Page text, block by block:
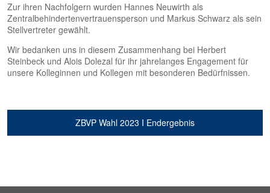
Zur ihren Nachfolgern wurden Hannes Neuwirth als
Zentralbehindertenvertrauensperson und Markus Schwarz als sein
Stellvertreter gewählt.
Wir bedanken uns in diesem Zusammenhang bei Herbert
Steinbeck und Alois Dolezal für ihr jahrelanges Engagement für
unsere Kolleginnen und Kollegen mit besonderen Bedürfnissen.
ZBVP Wahl 2023 I Endergebnis